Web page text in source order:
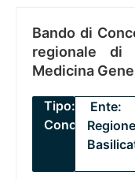
Bando di
regionale di
Medicina
Tipo:
Concorsi
Ente:
Regione